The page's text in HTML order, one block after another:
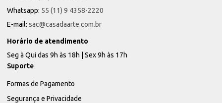
Whatsapp: 55 (11) 9 4358-2220
E-mail: sac@casadaarte.com.br
Horário de atendimento
Seg à Qui das 9h às 18h | Sex 9h às 17h
Suporte
Formas de Pagamento
Segurança e Privacidade